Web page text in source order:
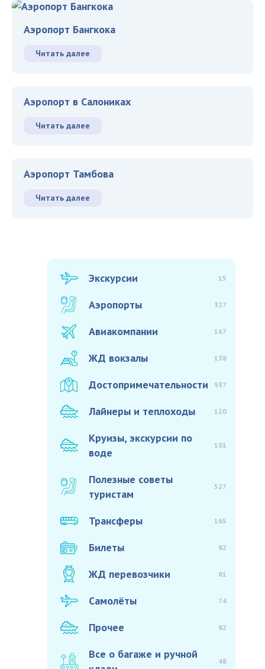
Аэропорт Бангкока
Читать далее
Аэропорт в Салониках
Читать далее
Аэропорт Тамбова
Читать далее
Экскурсии 15
Аэропорты 327
Авиакомпании 167
ЖД вокзалы 138
Достопримечательности 937
Лайнеры и теплоходы 120
Круизы, экскурсии по
воде
101
Полезные советы
туристам
527
Трансферы 165
Билеты 82
ЖД перевозчики 81
Самолёты 74
Прочее 82
Все о багаже и ручной
48